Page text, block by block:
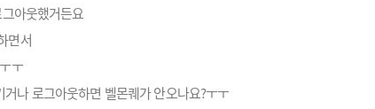
아웃했거든요
면서
ㅜ
나 로그아웃하면 벨몬퀘가 안오나요?ㅜㅜ